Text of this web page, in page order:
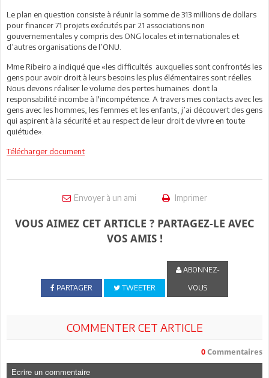
Le plan en question consiste à réunir la somme de 313 millions de dollars
pour financer 71 projets exécutés par 21 associations non
gouvernementales y compris des ONG locales et internationales et
d’autres organisations de l’ONU.
Mme Ribeiro a indiqué que «les difficultés auxquelles sont confrontés les
gens pour avoir droit à leurs besoins les plus élémentaires sont réelles.
Nous devons réaliser le volume des pertes humaines dont la
responsabilité incombe à l'incompétence. A travers mes contacts avec les
gens avec les hommes, les femmes et les enfants, j’ai découvert des gens
qui aspirent à la sécurité et au respect de leur droit de vivre en toute
quiétude».
Télécharger document
Envoyer à un ami Imprimer
VOUS AIMEZ CET ARTICLE ? PARTAGEZ-LE AVEC
VOS AMIS !
PARTAGER TWEETER
ABONNEZ-
VOUS
COMMENTER CET ARTICLE
0 Commentaires
Ecrire un commentaire